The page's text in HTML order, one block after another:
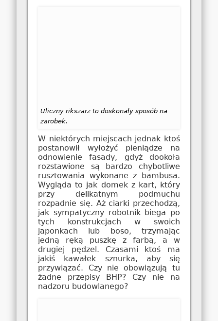
Uliczny rikszarz to doskonały sposób na
zarobek.
W niektórych miejscach jednak ktoś
postanowił wyłożyć pieniądze na
odnowienie fasady, gdyż dookoła
rozstawione są bardzo chybotliwe
rusztowania wykonane z bambusa.
Wygląda to jak domek z kart, który
przy delikatnym podmuchu
rozpadnie się. Aż ciarki przechodzą,
jak sympatyczny robotnik biega po
tych konstrukcjach w swoich
japonkach lub boso, trzymając
jedną ręką puszkę z farbą, a w
drugiej pędzel. Czasami ktoś ma
jakiś kawałek sznurka, aby się
przywiązać. Czy nie obowiązują tu
żadne przepisy BHP? Czy nie na
nadzoru budowlanego?